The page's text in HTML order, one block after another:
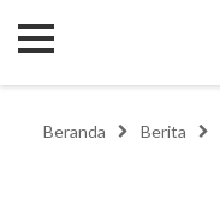
Beranda Berita